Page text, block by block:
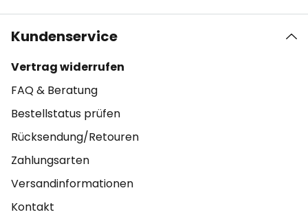
Kundenservice
Vertrag widerrufen
FAQ & Beratung
Bestellstatus prüfen
Rücksendung/Retouren
Zahlungsarten
Versandinformationen
Kontakt